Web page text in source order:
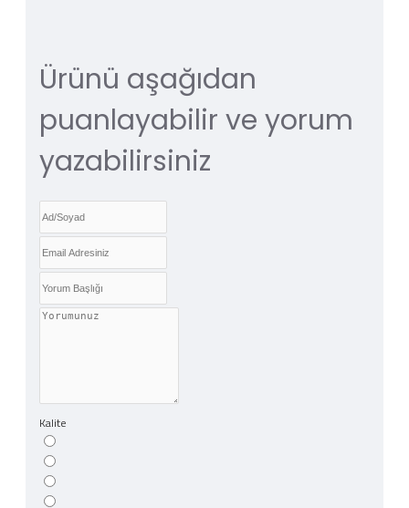
Ürünü aşağıdan
puanlayabilir ve yorum
yazabilirsiniz
Kalite